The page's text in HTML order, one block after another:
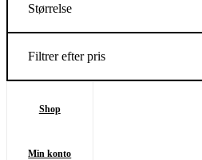
Størrelse
Filtrer efter pris
Shop
Min konto